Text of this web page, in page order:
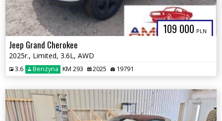
109 000 PLN
Jeep Grand Cherokee
2025r., Limited, 3.6L, AWD
3.6 Benzyna KM 293 2025 19791